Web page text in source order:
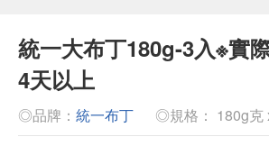
統一大布丁180g-3入※實
4天以上
◎品牌： 統一布丁 ◎規格： 180g克